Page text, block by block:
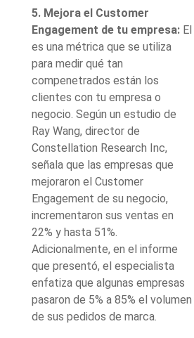
5. Mejora el Customer
Engagement de tu empresa: El
es una métrica que se utiliza
para medir qué tan
compenetrados están los
clientes con tu empresa o
negocio. Según un estudio de
Ray Wang, director de
Constellation Research Inc,
señala que las empresas que
mejoraron el Customer
Engagement de su negocio,
incrementaron sus ventas en
22% y hasta 51%.
Adicionalmente, en el informe
que presentó, el especialista
enfatiza que algunas empresas
pasaron de 5% a 85% el volumen
de sus pedidos de marca.